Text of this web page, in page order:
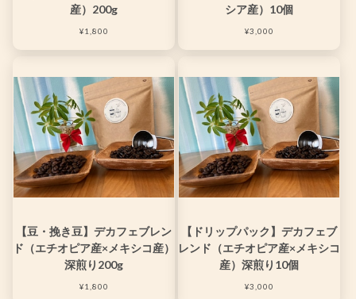
産）200g
¥1,800
シア産）10個
¥3,000
【豆・挽き豆】デカフェブレン
ド（エチオピア産×メキシコ産）
深煎り200g
¥1,800
【ドリップパック】デカフェブ
レンド（エチオピア産×メキシコ
産）深煎り10個
¥3,000